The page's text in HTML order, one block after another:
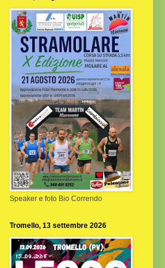
Speaker e foto Bio Correndo
Tromello, 13 settembre 2026